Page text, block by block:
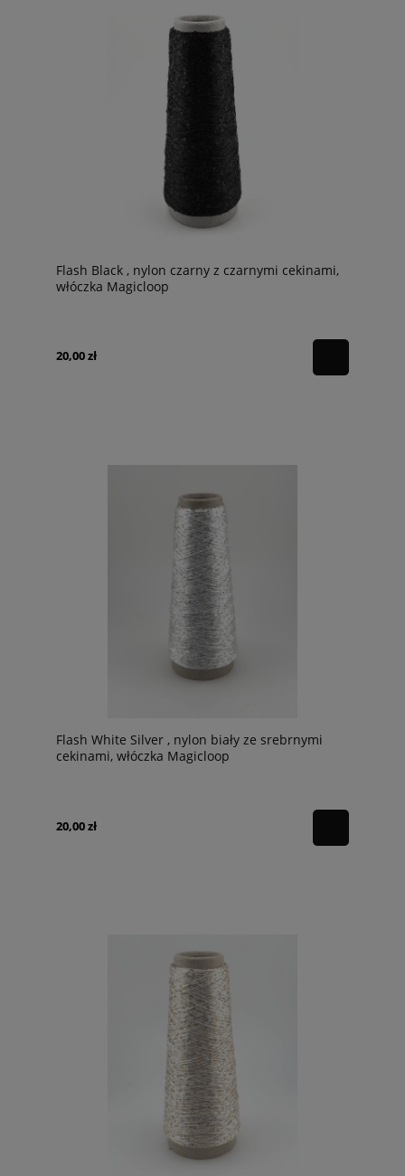
Flash Black , nylon czarny z czarnymi cekinami,
włóczka Magicloop
20,00 zł
Flash White Silver , nylon biały ze srebrnymi
cekinami, włóczka Magicloop
20,00 zł